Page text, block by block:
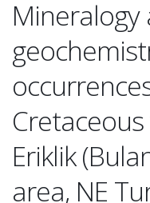
Mineralogy
Eriklik
area, NE